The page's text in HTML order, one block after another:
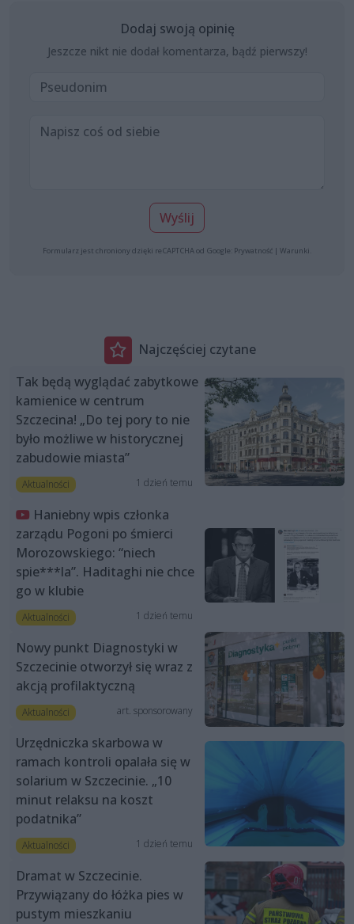
Dodaj swoją opinię
Jeszcze nikt nie dodał komentarza, bądź pierwszy!
Wyślij
Formularz jest chroniony dzięki reCAPTCHA od Google: Prywatność | Warunki
Najczęściej czytane
Tak będą wyglądać zabytkowe
kamienice w centrum
Szczecina! „Do tej pory to nie
było możliwe w historycznej
zabudowie miasta”
Aktualności 1 dzień temu
Haniebny wpis członka
zarządu Pogoni po śmierci
Morozowskiego: “niech
spie***la”. Haditaghi nie chce
go w klubie
Aktualności 1 dzień temu
Nowy punkt Diagnostyki w
Szczecinie otworzył się wraz z
akcją profilaktyczną
Aktualności art. sponsorowany
Urzędniczka skarbowa w
ramach kontroli opalała się w
solarium w Szczecinie. „10
minut relaksu na koszt
podatnika”
Aktualności 1 dzień temu
Dramat w Szczecinie.
Przywiązany do łóżka pies w
pustym mieszkaniu